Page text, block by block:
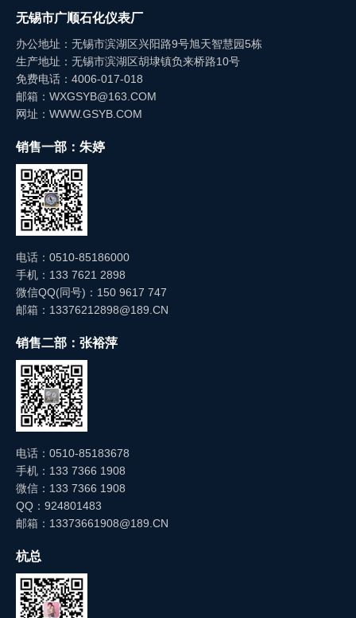
无锡市广顺石化仪表厂
办公地址：无锡市滨湖区兴阳路9号旭天智慧园5栋
生产地址：无锡市滨湖区胡埭镇负来桥路10号
免费电话：4006-017-018
邮箱：WXGSYB@163.COM
网址：WWW.GSYB.COM
销售一部：朱婷
电话：0510-85186000
手机：133 7621 2898
微信QQ(同号)：150 9617 747
邮箱：13376212898@189.CN
销售二部：张裕萍
电话：0510-85183678
手机：133 7366 1908
微信：133 7366 1908
QQ：924801483
邮箱：13373661908@189.CN
杭总